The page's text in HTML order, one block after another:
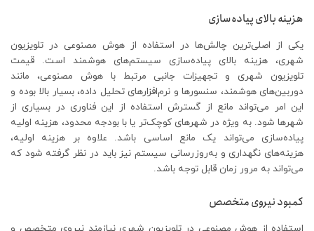
هزینه بالای پیاده‌سازی
یکی از اصلی‌ترین چالش‌ها در استفاده از هوش مصنوعی در تلویزیون
شهری، هزینه بالای پیاده‌سازی سیستم‌های هوشمند است. قیمت
تلویزیون شهری و تجهیزات جانبی مرتبط با هوش مصنوعی، مانند
دوربین‌های هوشمند، سنسورها و نرم‌افزارهای تحلیل داده، بسیار بالا بوده و
این امر می‌تواند مانع از گسترش استفاده از این فناوری در بسیاری از
شهرها شود. به ویژه در شهرهای کوچک‌تر یا با بودجه محدود، هزینه اولیه
پیاده‌سازی می‌تواند یک مانع اساسی باشد. علاوه بر هزینه اولیه،
هزینه‌های نگهداری و به‌روزرسانی سیستم نیز باید در نظر گرفته شود که
می‌تواند به مرور زمان قابل توجه باشد.
کمبود نیروی متخصص